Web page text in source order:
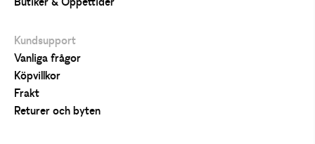
Butiker & Öppettider
Kundsupport
Vanliga frågor
Köpvillkor
Frakt
Returer och byten